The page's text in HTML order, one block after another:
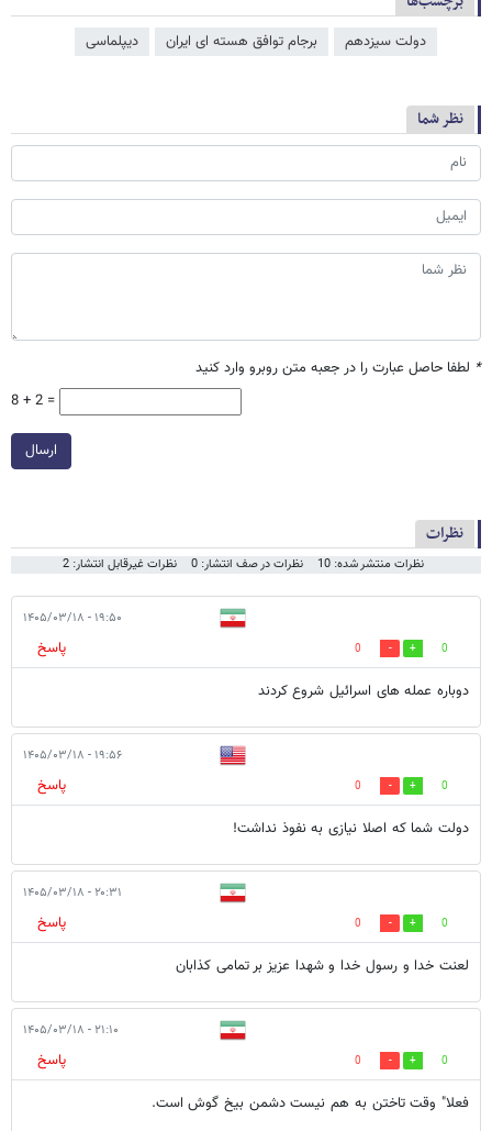
دولت سیزدهم برجام توافق هسته ای ایران دیپلماسی
نظر شما
* لطفا حاصل عبارت را در جعبه متن روبرو وارد کنید
8 + 2 =
ارسال
نظرات
نظرات منتشر شده: 10 نظرات در صف انتشار: 0 نظرات غیرقابل انتشار: 2
۱۹:۵۰ - ۱۴۰۵/۰۳/۱۸
0
0
پاسخ
دوباره عمله های اسرائیل شروع کردند
۱۹:۵۶ - ۱۴۰۵/۰۳/۱۸
0
0
پاسخ
دولت شما که اصلا نیازی به نفوذ نداشت!
۲۰:۳۱ - ۱۴۰۵/۰۳/۱۸
0
0
پاسخ
لعنت خدا و رسول خدا و شهدا عزیز بر تمامی کذابان
۲۱:۱۰ - ۱۴۰۵/۰۳/۱۸
0
0
پاسخ
فعلا" وقت تاختن به هم نیست دشمن بیخ گوش است.